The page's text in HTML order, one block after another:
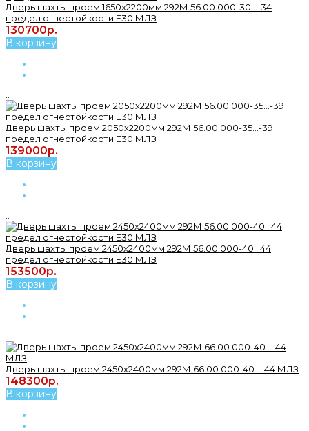
Дверь шахты проем 1650х2200мм 292М.56.00.000-30...-34
предел огнестойкости Е30 МЛЗ
130700р.
В корзину
Дверь шахты проем 2050х2200мм 292М.56.00.000-35...-39
предел огнестойкости Е30 МЛЗ
139000р.
В корзину
Дверь шахты проем 2450х2400мм 292М.56.00.000-40...44
предел огнестойкости Е30 МЛЗ
153500р.
В корзину
Дверь шахты проем 2450х2400мм 292М.66.00.000-40...-44 МЛЗ
148300р.
В корзину